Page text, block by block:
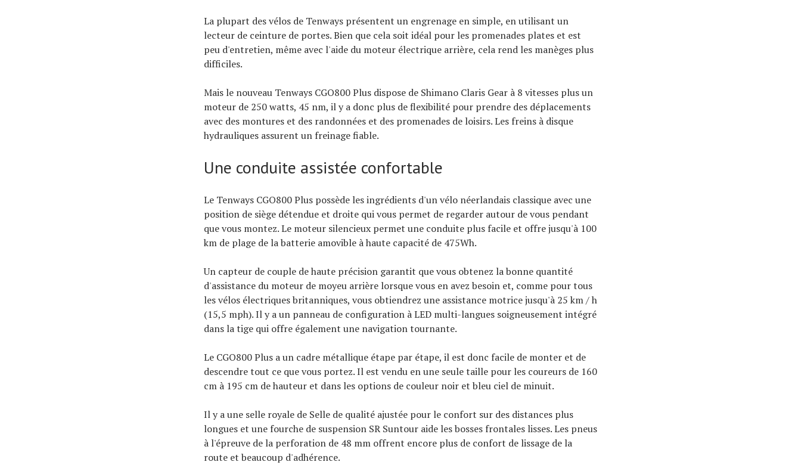
La plupart des vélos de Tenways présentent un engrenage en simple, en utilisant un
lecteur de ceinture de portes. Bien que cela soit idéal pour les promenades plates et est
peu d'entretien, même avec l'aide du moteur électrique arrière, cela rend les manèges plus
difficiles.
Mais le nouveau Tenways CGO800 Plus dispose de Shimano Claris Gear à 8 vitesses plus un
moteur de 250 watts, 45 nm, il y a donc plus de flexibilité pour prendre des déplacements
avec des montures et des randonnées et des promenades de loisirs. Les freins à disque
hydrauliques assurent un freinage fiable.
Une conduite assistée confortable
Le Tenways CGO800 Plus possède les ingrédients d'un vélo néerlandais classique avec une
position de siège détendue et droite qui vous permet de regarder autour de vous pendant
que vous montez. Le moteur silencieux permet une conduite plus facile et offre jusqu'à 100
km de plage de la batterie amovible à haute capacité de 475Wh.
Un capteur de couple de haute précision garantit que vous obtenez la bonne quantité
d'assistance du moteur de moyeu arrière lorsque vous en avez besoin et, comme pour tous
les vélos électriques britanniques, vous obtiendrez une assistance motrice jusqu'à 25 km / h
(15,5 mph). Il y a un panneau de configuration à LED multi-langues soigneusement intégré
dans la tige qui offre également une navigation tournante.
Le CGO800 Plus a un cadre métallique étape par étape, il est donc facile de monter et de
descendre tout ce que vous portez. Il est vendu en une seule taille pour les coureurs de 160
cm à 195 cm de hauteur et dans les options de couleur noir et bleu ciel de minuit.
Il y a une selle royale de Selle de qualité ajustée pour le confort sur des distances plus
longues et une fourche de suspension SR Suntour aide les bosses frontales lisses. Les pneus
à l'épreuve de la perforation de 48 mm offrent encore plus de confort de lissage de la
route et beaucoup d'adhérence.